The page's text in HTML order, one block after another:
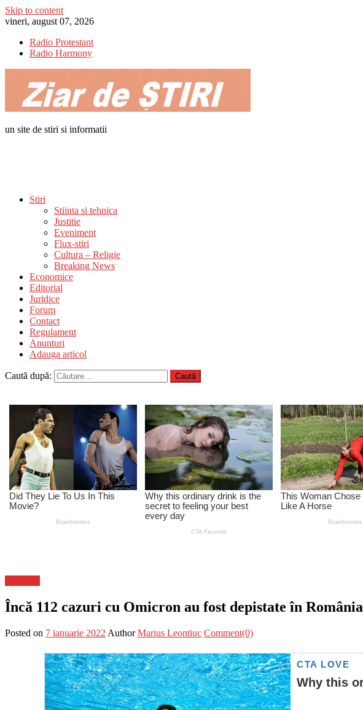
Skip to content
vineri, august 07, 2026
Radio Protestant
Radio Harmony
un site de stiri si informatii
Stiri
Stiinta si tehnica
Justitie
Eveniment
Flux-stiri
Cultura – Religie
Breaking News
Economice
Editorial
Juridice
Forum
Contact
Regulament
Anunturi
Adauga articol
Caută după:
Încă 112 cazuri cu Omicron au fost depistate în România
Posted on 7 ianuarie 2022 Author Marius Leontiuc Comment(0)